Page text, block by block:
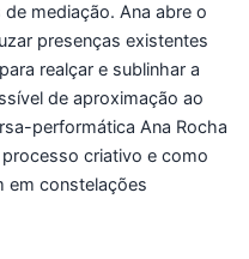
mediação. Ana abre o
presenças existentes
realçar e sublinhar a
de aproximação ao
performática Ana Rocha
criativo e como
em constelações